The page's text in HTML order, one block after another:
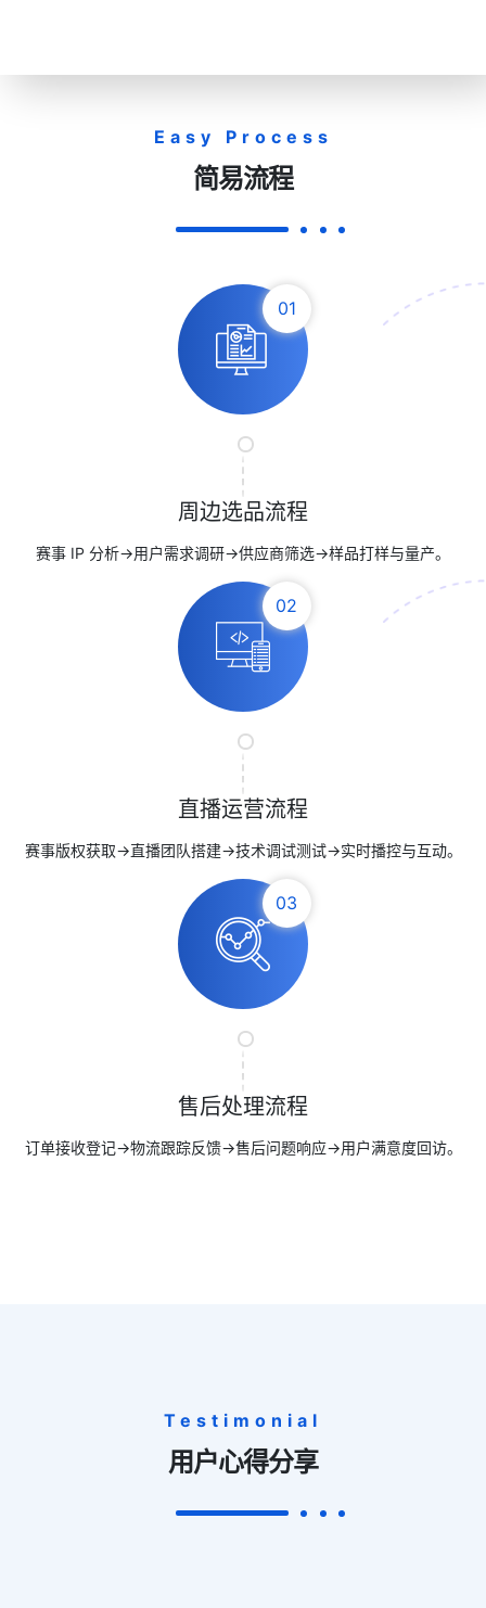
Easy Process
简易流程
01
周边选品流程
赛事 IP 分析→用户需求调研→供应商筛选→样品打样与量产。
02
直播运营流程
赛事版权获取→直播团队搭建→技术调试测试→实时播控与互动。
03
售后处理流程
订单接收登记→物流跟踪反馈→售后问题响应→用户满意度回访。
Testimonial
用户心得分享